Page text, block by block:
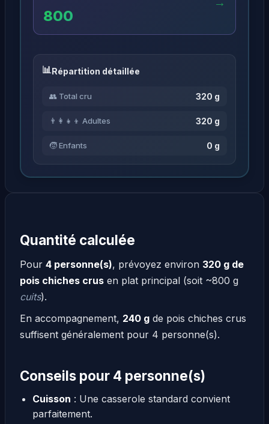
800
Répartition détaillée
👥 Total cru 320 g
👨‍👩‍👧‍👦 Adultes 320 g
🧒 Enfants 0 g
Quantité calculée
Pour 4 personne(s), prévoyez environ 320 g de
pois chiches crus en plat principal (soit ~800 g
cuits).
En accompagnement, 240 g de pois chiches crus
suffisent généralement pour 4 personne(s).
Conseils pour 4 personne(s)
Cuisson : Une casserole standard convient
parfaitement.